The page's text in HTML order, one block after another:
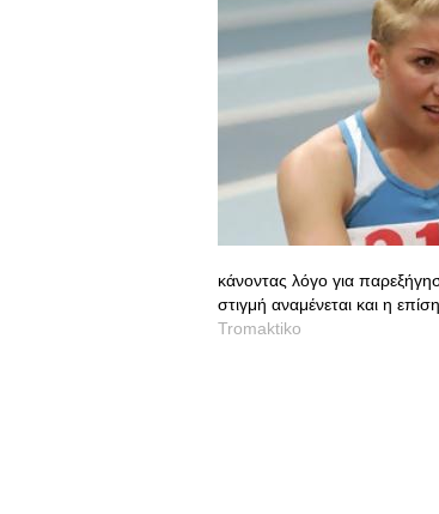
κάνοντας λόγο για
στιγμή αναμένεται και η
Tromaktiko